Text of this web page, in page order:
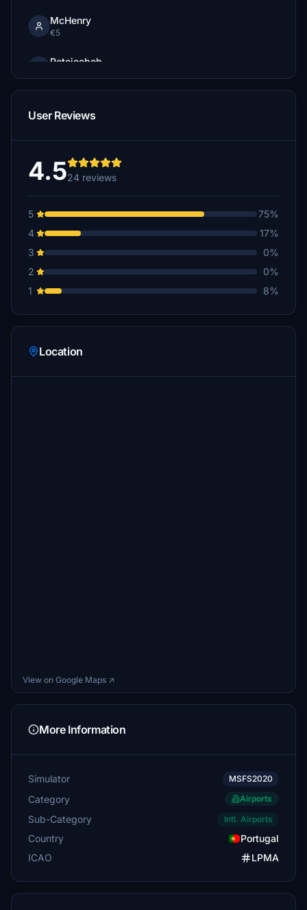
McHenry
€5
Petejoebob
User Reviews
4.524 reviews
5
75%
4
17%
3
0%
2
0%
1
8%
Location
View on Google Maps ↗
More Information
Simulator MSFS2020
Category Airports
Sub-Category Intl. Airports
Country
Portugal
ICAO
LPMA